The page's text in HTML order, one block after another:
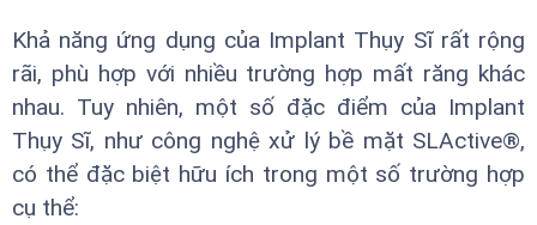
Khả năng ứng dụng của Implant Thụy Sĩ rất rộng
rãi, phù hợp với nhiều trường hợp mất răng khác
nhau. Tuy nhiên, một số đặc điểm của Implant
Thụy Sĩ, như công nghệ xử lý bề mặt SLActive®,
có thể đặc biệt hữu ích trong một số trường hợp
cụ thể: